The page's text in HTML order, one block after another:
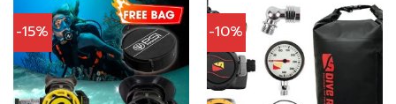
-15% -10%